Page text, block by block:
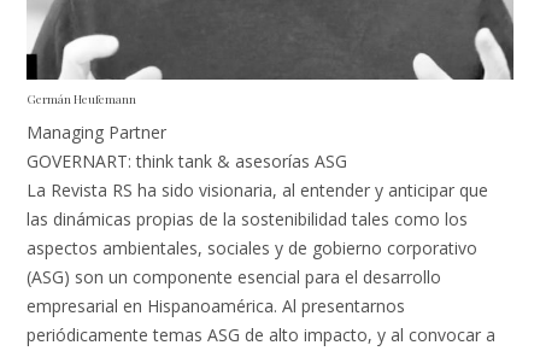
Germán Heufemann
Managing Partner
GOVERNART: think tank & asesorías ASG
La Revista RS ha sido visionaria, al entender y anticipar que
las dinámicas propias de la sostenibilidad tales como los
aspectos ambientales, sociales y de gobierno corporativo
(ASG) son un componente esencial para el desarrollo
empresarial en Hispanoamérica. Al presentarnos
periódicamente temas ASG de alto impacto, y al convocar a